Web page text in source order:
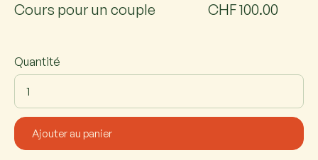
Cours pour un couple
CHF 100.00
Quantité